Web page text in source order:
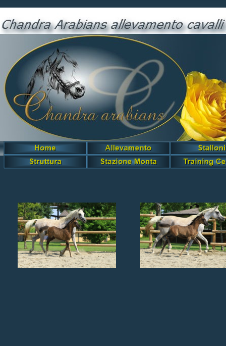
Kalb El Leyl Chandra